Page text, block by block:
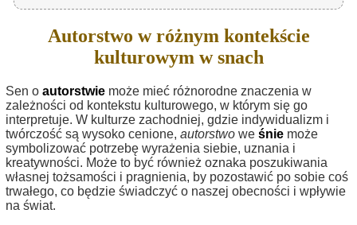
Autorstwo w różnym kontekście
kulturowym w snach
Sen o autorstwie może mieć różnorodne znaczenia w
zależności od kontekstu kulturowego, w którym się go
interpretuje. W kulturze zachodniej, gdzie indywidualizm i
twórczość są wysoko cenione, autorstwo we śnie może
symbolizować potrzebę wyrażenia siebie, uznania i
kreatywności. Może to być również oznaka poszukiwania
własnej tożsamości i pragnienia, by pozostawić po sobie coś
trwałego, co będzie świadczyć o naszej obecności i wpływie
na świat.